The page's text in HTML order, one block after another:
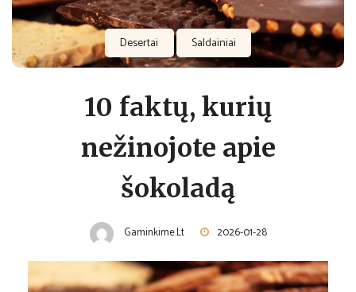
Desertai Saldainiai
10 faktų, kurių
nežinojote apie
šokoladą
Gaminkime.lt 2026-01-28